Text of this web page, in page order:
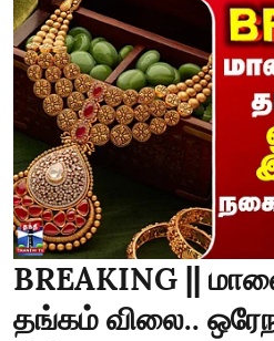
BREAKING ||
தங்கம் விலை..